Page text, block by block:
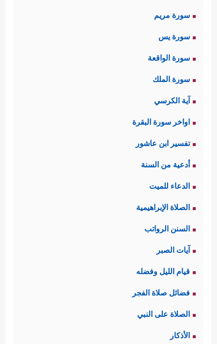
سورة مريم
سورة يس
سورة الواقعة
سورة الملك
آية الكرسي
اواخر سورة البقرة
تفسير ابن عاشور
أدعية من السنة
الدعاء للميت
الصلاة الإبراهيمية
السنن الرواتب
آيات الصبر
قيام الليل وفضله
فضائل صلاة الفجر
الصلاة على النبي
الأذكار